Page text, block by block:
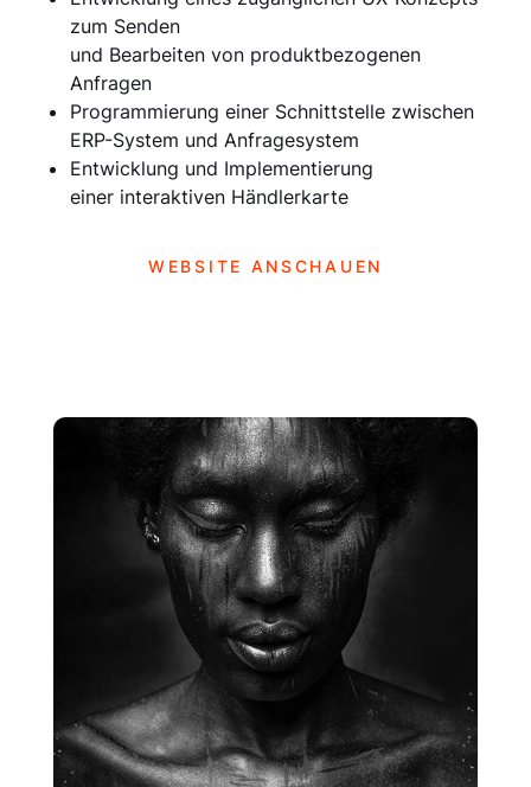
zum Senden
und Bearbeiten von produktbezogenen
Anfragen
Programmierung einer Schnittstelle zwischen
ERP-System und Anfragesystem
Entwicklung und Implementierung
einer interaktiven Händlerkarte
WEBSITE ANSCHAUEN